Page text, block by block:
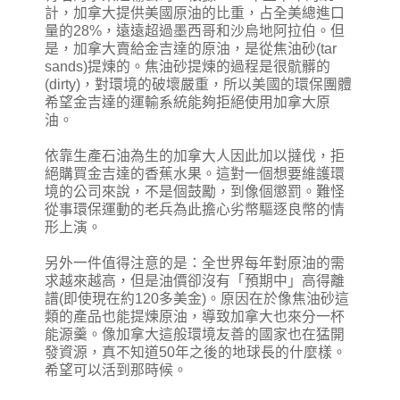
計，加拿大提供美國原油的比重，占全美總進口
量的28%，遠遠超過墨西哥和沙烏地阿拉伯。但
是，加拿大賣給金吉達的原油，是從焦油砂(tar
sands)提煉的。焦油砂提煉的過程是很骯髒的
(dirty)，對環境的破壞嚴重，所以美國的環保團體
希望金吉達的運輸系統能夠拒絕使用加拿大原
油。
依靠生產石油為生的加拿大人因此加以撻伐，拒
絕購買金吉達的香蕉水果。這對一個想要維護環
境的公司來說，不是個鼓勵，到像個懲罰。難怪
從事環保運動的老兵為此擔心劣幣驅逐良幣的情
形上演。
另外一件值得注意的是：全世界每年對原油的需
求越來越高，但是油價卻沒有「預期中」高得離
譜(即使現在約120多美金)。原因在於像焦油砂這
類的產品也能提煉原油，導致加拿大也來分一杯
能源羹。像加拿大這般環境友善的國家也在猛開
發資源，真不知道50年之後的地球長的什麼樣。
希望可以活到那時候。